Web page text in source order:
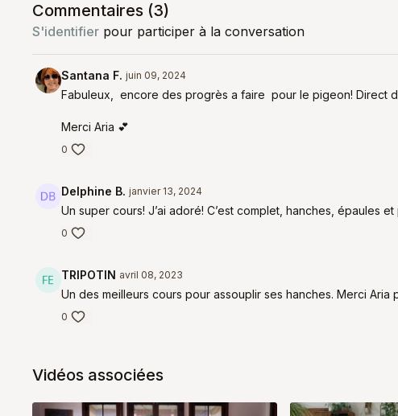
Commentaires (3)
S'identifier pour participer à la conversation
Santana F. juin 09, 2024
Fabuleux, encore des progrès a faire pour le pigeon! Direct
Merci Aria 💕
0
Delphine B. janvier 13, 2024
Un super cours! J’ai adoré! C’est complet, hanches, épaules
0
TRIPOTIN avril 08, 2023
Un des meilleurs cours pour assouplir ses hanches. Merci Aria
0
Vidéos associées